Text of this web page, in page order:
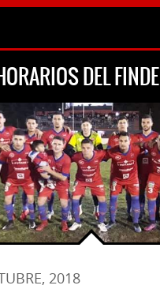
DEL FINDE
2018